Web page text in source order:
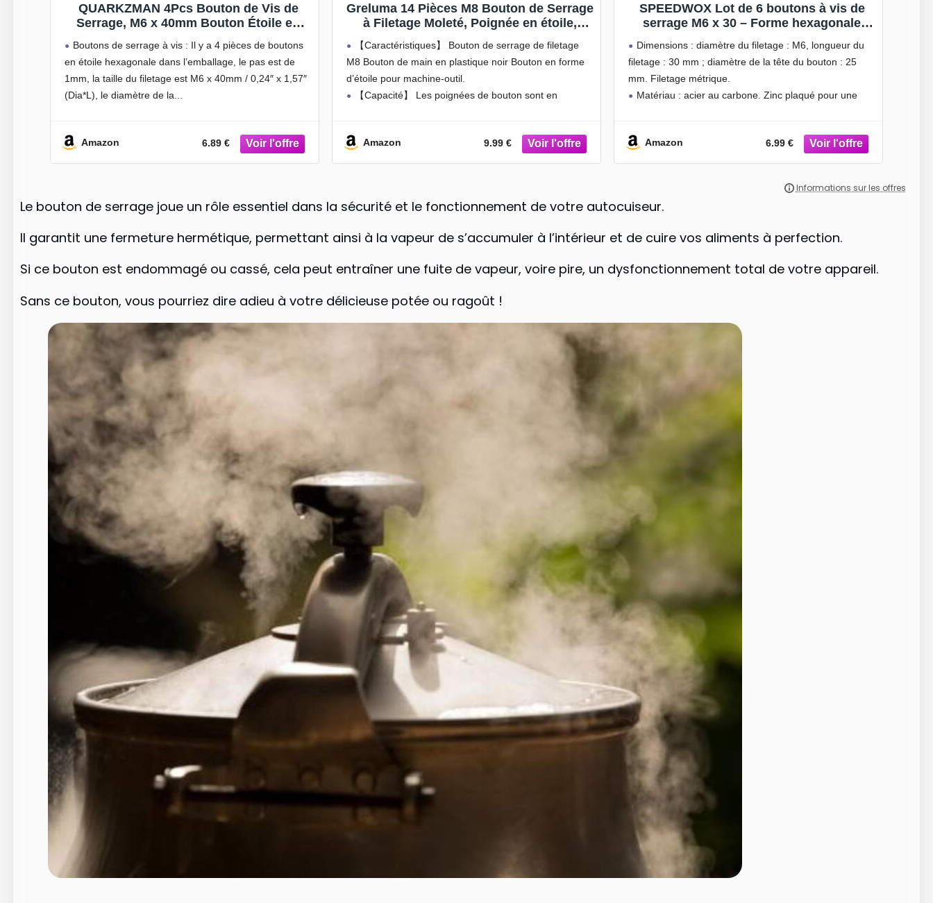
QUARKZMAN 4Pcs Bouton de Vis de
Serrage, M6 x 40mm Bouton Étoile en
Plastique Serrage Manuelle pour Meubles
Mécaniques à Base de Parapluie, 25mm
Diamètre
Boutons de serrage à vis : Il y a 4 pièces de boutons
en étoile hexagonale dans l’emballage, le pas est de
1mm, la taille du filetage est M6 x 40mm / 0,24″ x 1,57″
(Dia*L), le diamètre de la
Amazon 6.89 €
Greluma 14 Pièces M8 Bouton de Serrage
à Filetage Moleté, Poignée en étoile,
Boutons à Main en Forme D’étoile
Bouton de Serrage en Plastique Noir
avec Rondelles
【Caractéristiques】 Bouton de serrage de filetage
M8 Bouton de main en plastique noir Bouton en forme
d’étoile pour machine-outil.
【Capacité】 Les poignées de bouton sont en
【Conception
Amazon 9.99 €
SPEEDWOX Lot de 6 boutons à vis de
serrage M6 x 30 – Forme hexagonale
Dimensions : diamètre du filetage : M6, longueur du
filetage : 30 mm ; diamètre de la tête du bouton : 25
mm. Filetage métrique.
Matériau : acier au carbone. Zinc plaqué pour une
Amazon
6.99 €
Le bouton de serrage joue un rôle essentiel dans la sécurité et le fonctionnement de votre autocuiseur.
Il garantit une fermeture hermétique, permettant ainsi à la vapeur de s’accumuler à l’intérieur et de cuire vos aliments à perfection.
Si ce bouton est endommagé ou cassé, cela peut entraîner une fuite de vapeur, voire pire, un dysfonctionnement total de votre appareil.
Sans ce bouton, vous pourriez dire adieu à votre délicieuse potée ou ragoût !